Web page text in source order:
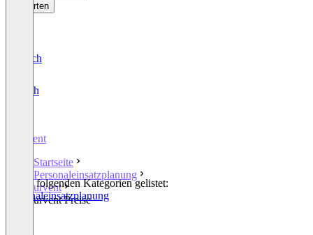
Bewerten
Deutsch
English
urvent
Startseite
Personaleinsatzplanung
urvent
urvent Preise
In den folgenden Kategorien gelistet:
Personaleinsatzplanung